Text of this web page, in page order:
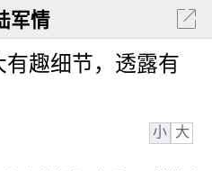
军情
趣细节，透露有
小 大